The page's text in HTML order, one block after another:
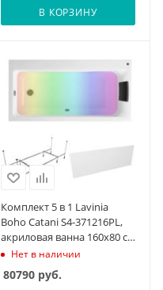
силиконовый
подголовник, лицевой
В КОРЗИНУ
Комплект 5 в 1 Lavinia
Boho Catani S4-371216PL,
акриловая ванна 160x80 см
(левый разворот),
усиленный металлический
каркас с монтажным
Нет в наличии
80790руб.